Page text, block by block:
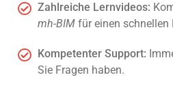
Zahlreiche Lernvideos:
mh-BIM für einen schnellen
Kompetenter Support:
Sie Fragen haben.